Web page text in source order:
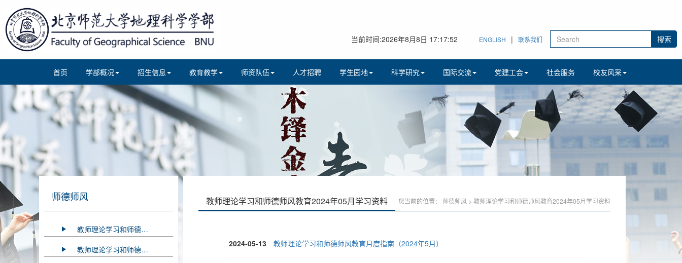
当前时间:2026年8月8日 17:17:52 ENGLISH | 联系我们
首页 学部概况 招生信息 教育教学 师资队伍 人才招聘 学生园地 科学研究 国际交流 党建工会 社会服务 校友风采
师德师风
教师理论学习和师德师风教育2026年7-8月学习资料
教师理论学习和师德师风教育2025年12月学习资料
教师理论学习和师德师风教育2024年05月学习资料 您当前的位置： 师德师风 >教师理论学习和师德师风教育2024年05月学习资料
2024-05-13 教师理论学习和师德师风教育月度指南（2024年5月）